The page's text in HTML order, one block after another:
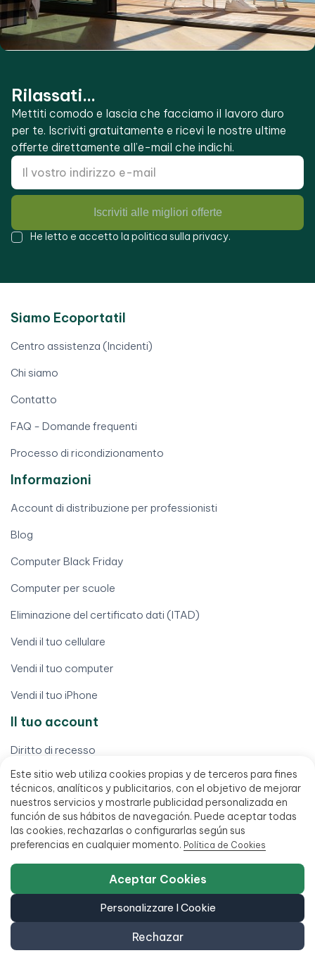
Rilassati...
Mettiti comodo e lascia che facciamo il lavoro duro
per te. Iscriviti gratuitamente e ricevi le nostre ultime
offerte direttamente all’e-mail che indichi.
Iscriviti alle migliori offerte
He letto e accetto la politica sulla privacy.
Este sitio web utiliza cookies propias y de terceros para fines
técnicos, analíticos y publicitarios, con el objetivo de mejorar
nuestros servicios y mostrarle publicidad personalizada en
función de sus hábitos de navegación. Puede aceptar todas
las cookies, rechazarlas o configurarlas según sus
preferencias en cualquier momento. Política de Cookies
Rechazar
Personalizzare I Cookie
Aceptar Cookies
Siamo Ecoportatil
Centro assistenza (Incidenti)
Chi siamo
Contatto
FAQ - Domande frequenti
Processo di ricondizionamento
Informazioni
Account di distribuzione per professionisti
Blog
Computer Black Friday
Computer per scuole
Eliminazione del certificato dati (ITAD)
Vendi il tuo cellulare
Vendi il tuo computer
Vendi il tuo iPhone
Il tuo account
Diritto di recesso
Elaborare una garanzia
I miei ordini
Il mio conto